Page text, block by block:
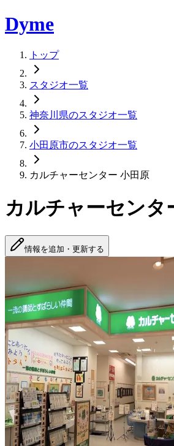
Dyme
トップ
スタジオ一覧
神奈川県のスタジオ一覧
小田原市のスタジオ一覧
カルチャーセンター 小田原
カルチャーセンタ
情報を追加・更新する